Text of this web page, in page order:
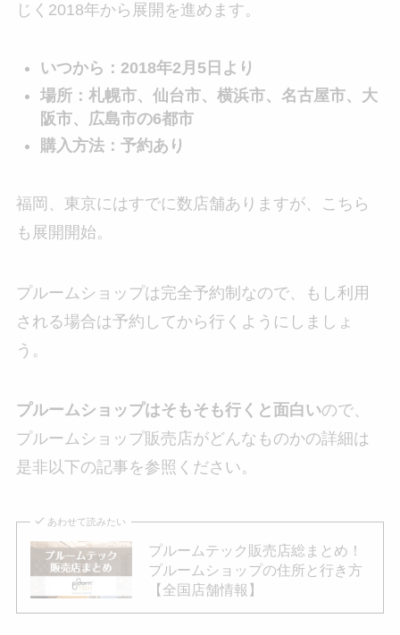
じく2018年から展開を進めます。
いつから：2018年2月5日より
場所：札幌市、仙台市、横浜市、名古屋市、大
阪市、広島市の6都市
購入方法：予約あり
福岡、東京にはすでに数店舗ありますが、こちら
も展開開始。
プルームショップは完全予約制なので、もし利用
される場合は予約してから行くようにしましょ
う。
プルームショップはそもそも行くと面白いので、
プルームショップ販売店がどんなものかの詳細は
是非以下の記事を参照ください。
あわせて読みたい
プルームテック販売店総まとめ！
プルームショップの住所と行き方
【全国店舗情報】